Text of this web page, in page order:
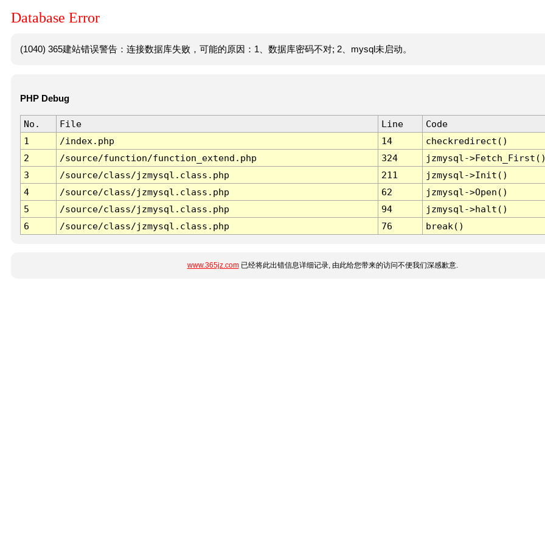
Database Error
(1040) 365建站错误警告：连接数据库失败，可能的原因：1、数据库密码不对; 2、mysql未启动。
PHP Debug
No. File Line
Code
1
/index.php 14
checkredirect()
2
/source/function/function_extend.php 324
jzmysql-
3
/source/class/jzmysql.class.php 211
jzmysql->Init()
4
/source/class/jzmysql.class.php 62
jzmysql->Open()
5
/source/class/jzmysql.class.php 94
jzmysql->halt()
6
/source/class/jzmysql.class.php 76 break()
www.365jz.com已经将此出错信息详细记录, 由此给您带来的访问不便我们深感歉意.